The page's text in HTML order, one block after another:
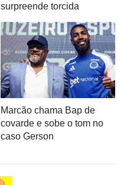
surpreende torcida
Marcão chama Bap de
covarde e sobe o tom no
caso Gerson